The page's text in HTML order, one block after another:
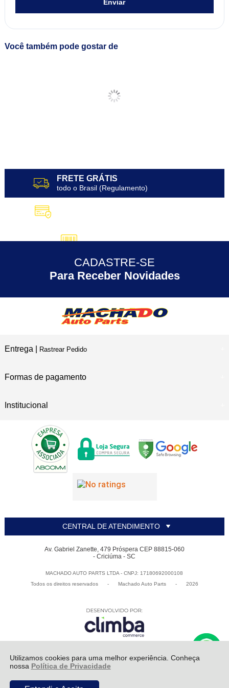
Utilizamos cookies para uma melhor experiência. Conheça
nossa Política de Privacidade
Enviar
Você também pode gostar de
FRETE GRÁTIS
todo o Brasil (Regulamento)
5% DESCONTO no Pix
30 ANOS de Experiência
CADASTRE-SE
Para Receber Novidades
Entrega | Rastrear Pedido
Formas de pagamento
Institucional
CENTRAL DE ATENDIMENTO
Av. Gabriel Zanette, 479 Próspera CEP 88815-060
- Criciúma - SC
MACHADO AUTO PARTS LTDA - CNPJ: 17180692000108
Todos os direitos reservados
- Machado Auto Parts - 2026
R$ 116,61